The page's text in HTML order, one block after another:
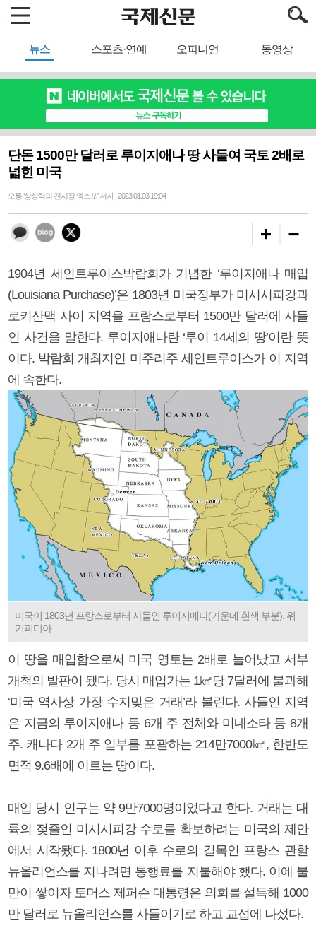
뉴스 스포츠·연예 오피니언 동영상
단돈 1500만 달러로 루이지애나 땅 사들여 국토 2배로
넓힌 미국
오룡 ‘상상력의 전시장 엑스포’ 저자 | 2023.01.03 19:04
1904년 세인트루이스박람회가 기념한 ‘루이지애나 매입
(Louisiana Purchase)’은 1803년 미국정부가 미시시피강과
로키산맥 사이 지역을 프랑스로부터 1500만 달러에 사들
인 사건을 말한다. 루이지애나란 ‘루이 14세의 땅’이란 뜻
이다. 박람회 개최지인 미주리주 세인트루이스가 이 지역
에 속한다.
미국이 1803년 프랑스로부터 사들인 루이지애나(가운데 흰색 부분). 위
키피디아
이 땅을 매입함으로써 미국 영토는 2배로 늘어났고 서부
개척의 발판이 됐다. 당시 매입가는 1㎢당 7달러에 불과해
‘미국 역사상 가장 수지맞은 거래’라 불린다. 사들인 지역
은 지금의 루이지애나 등 6개 주 전체와 미네소타 등 8개
주. 캐나다 2개 주 일부를 포괄하는 214만7000㎢, 한반도
면적 9.6배에 이르는 땅이다.
매입 당시 인구는 약 9만7000명이었다고 한다. 거래는 대
륙의 젖줄인 미시시피강 수로를 확보하려는 미국의 제안
에서 시작됐다. 1800년 이후 수로의 길목인 프랑스 관할
뉴올리언스를 지나려면 통행료를 지불해야 했다. 이에 불
만이 쌓이자 토머스 제퍼슨 대통령은 의회를 설득해 1000
만 달러로 뉴올리언스를 사들이기로 하고 교섭에 나섰다.